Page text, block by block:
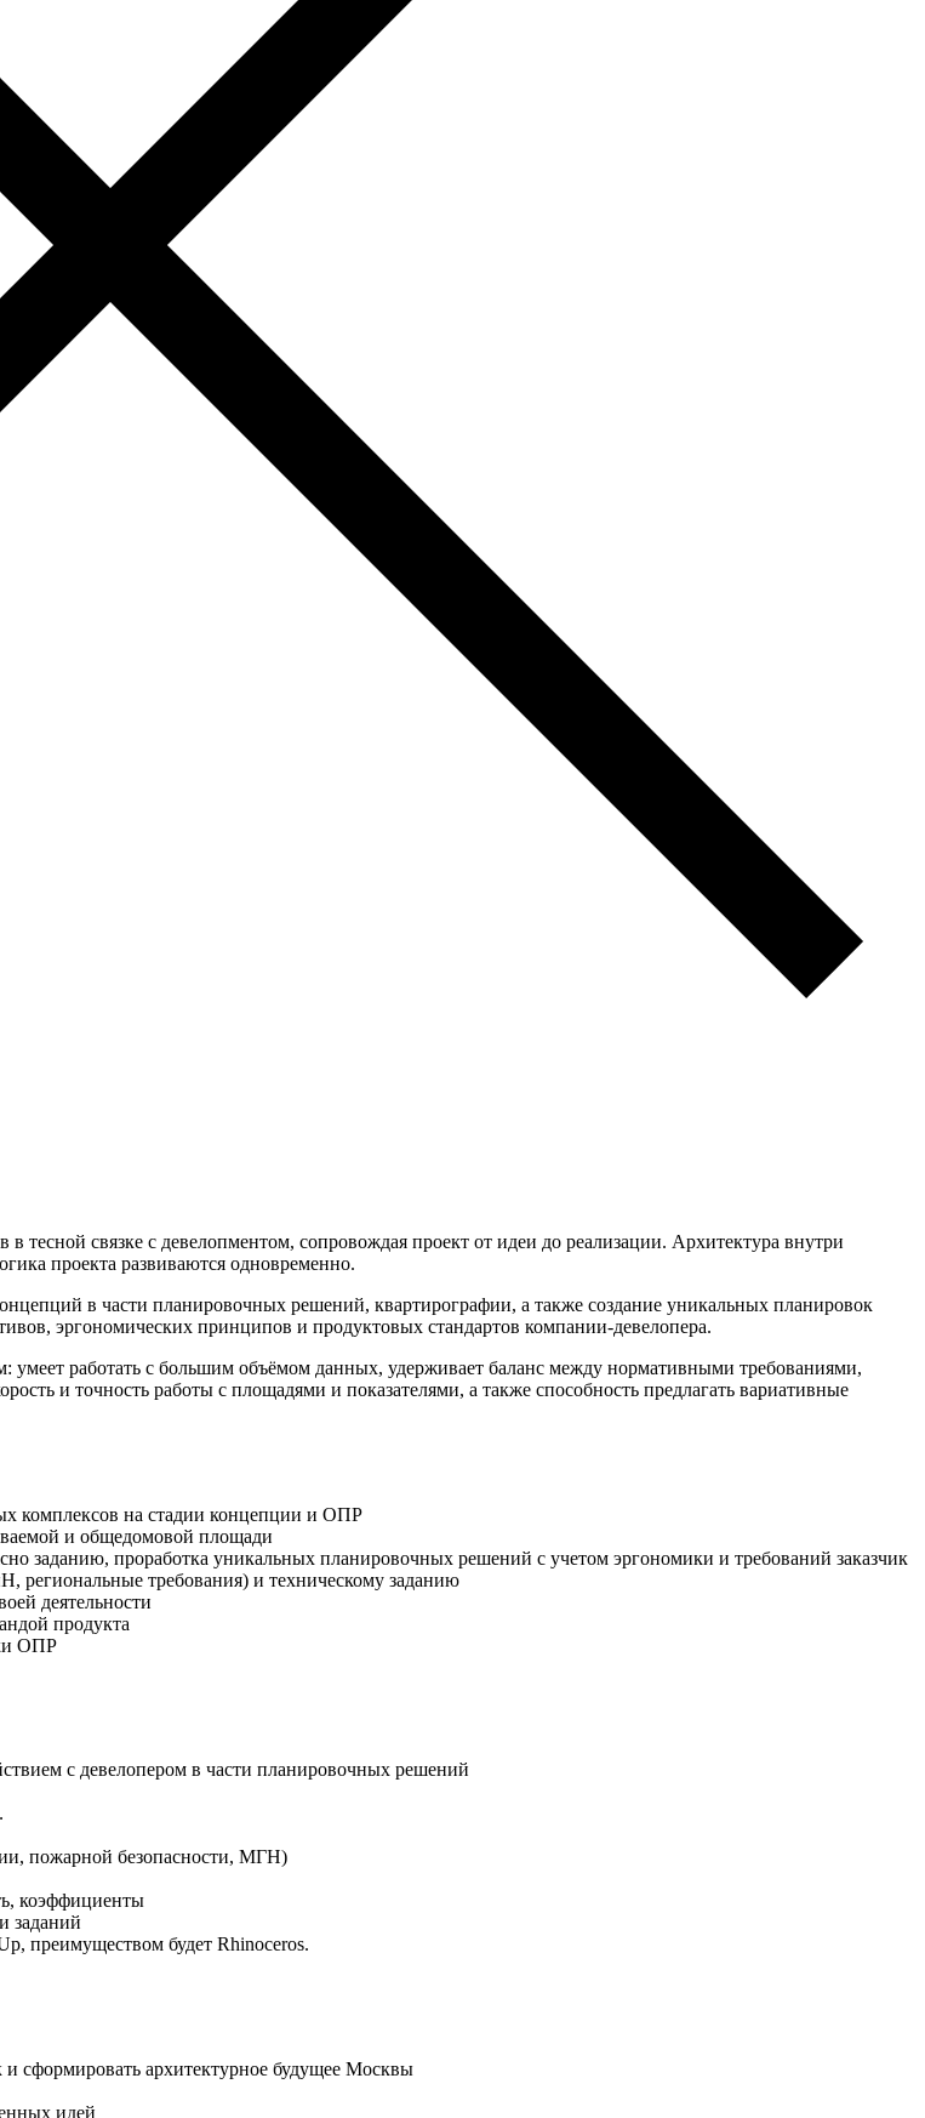
тесной связке с девелопментом, сопровождая проект от идеи до реализации. Архитектура внутри
проекта развиваются одновременно.
в части планировочных решений, квартирографии, а также создание уникальных планировок
эргономических принципов и продуктовых стандартов компании-девелопера.
умеет работать с большим объёмом данных, удерживает баланс между нормативными требованиями,
и точность работы с площадями и показателями, а также способность предлагать вариативные
комплексов на стадии концепции и ОПР
и общедомовой площади
заданию, проработка уникальных планировочных решений с учетом эргономики и требований заказчик
требования) и техническому заданию
деятельности
продукта
ОПР
с девелопером в части планировочных решений
пожарной безопасности, МГН)
коэффициенты
заданий
преимуществом будет Rhinoceros.
сформировать архитектурное будущее Москвы
идей